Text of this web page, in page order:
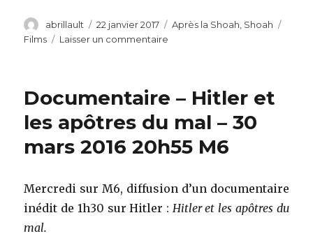
Auteur
abrillault
Publié
le
22 janvier 2017 Catégories
Après la Shoah Shoah
Films
Laisser un commentaire
de
Hayoun
sur
Arte
Documentaire – Hitler et
les apôtres du mal – 30
mars 2016 20h55 M6
Mercredi sur M6, diffusion d’un documentaire
inédit de 1h30 sur Hitler : Hitler et les apôtres du
mal.